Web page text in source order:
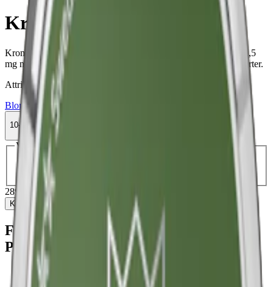
Kronan Stark Vit Portion
Kronan Stark White Portion är en stark vit portionssnus med 10,5
mg nikotin per prilla och smak av mörk tobak, viol, citrus och örter.
Attribut
BlommaKronan
10-pack 289,90 kr
Välj antal dosor
1-pack
28,99 kr
30-pack
28,14 kr
289,90 kr
/ 10-pack
Köp
Fakta om Kronan Starkt White
Portionssnus
Varumärke: